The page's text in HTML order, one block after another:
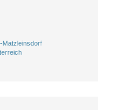
Matzleinsdorf